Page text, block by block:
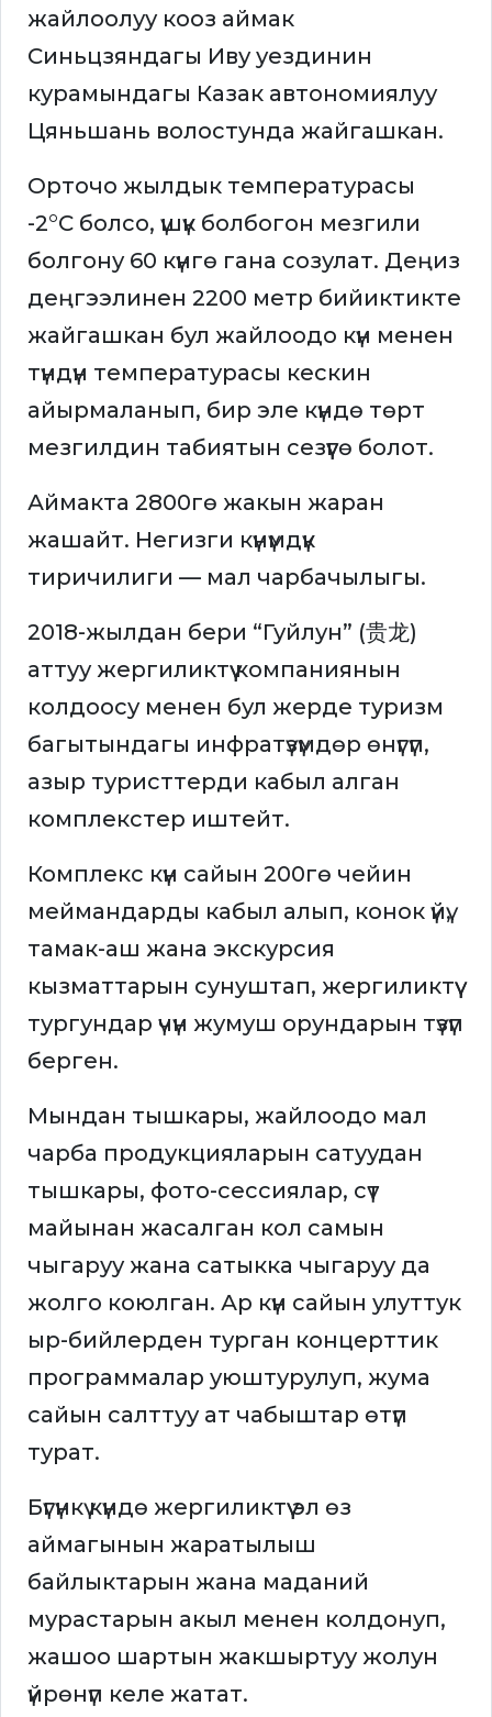
жайлоолуу кооз аймак
Синьцзяндагы Иву уездинин
курамындагы Казак автономиялуу
Цяньшань волостунда жайгашкан.
Орточо жылдык температурасы
-2°C болсо, үшүк болбогон мезгили
болгону 60 күнгө гана созулат. Деңиз
деңгээлинен 2200 метр бийиктикте
жайгашкан бул жайлоодо күн менен
түндүн температурасы кескин
айырмаланып, бир эле күндө төрт
мезгилдин табиятын сезүүгө болот.
Аймакта 2800гө жакын жаран
жашайт. Негизги күнүмдүк
тиричилиги — мал чарбачылыгы.
2018-жылдан бери “Гуйлун” (贵龙)
аттуу жергиликтүү компаниянын
колдоосу менен бул жерде туризм
багытындагы инфратүзүмдөр өнүгүп,
азыр туристтерди кабыл алган
комплекстер иштейт.
Комплекс күн сайын 200гө чейин
меймандарды кабыл алып, конок үйү,
тамак-аш жана экскурсия
кызматтарын сунуштап, жергиликтүү
тургундар үчүн жумуш орундарын түзүп
берген.
Мындан тышкары, жайлоодо мал
чарба продукцияларын сатуудан
тышкары, фото-сессиялар, сүт
майынан жасалган кол самын
чыгаруу жана сатыкка чыгаруу да
жолго коюлган. Ар күн сайын улуттук
ыр-бийлерден турган концерттик
программалар уюштурулуп, жума
сайын салттуу ат чабыштар өтүп
турат.
Бүгүнкү күндө жергиликтүү эл өз
аймагынын жаратылыш
байлыктарын жана маданий
мурастарын акыл менен колдонуп,
жашоо шартын жакшыртуу жолун
үйрөнүп келе жатат.